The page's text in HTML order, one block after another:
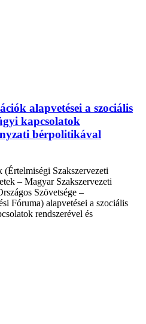
alapvetései a szociális
kapcsolatok
bérpolitikával
Szakszervezeti
– Magyar Szakszervezeti
Szövetsége –
Fóruma) alapvetései a szociális
rendszerével és